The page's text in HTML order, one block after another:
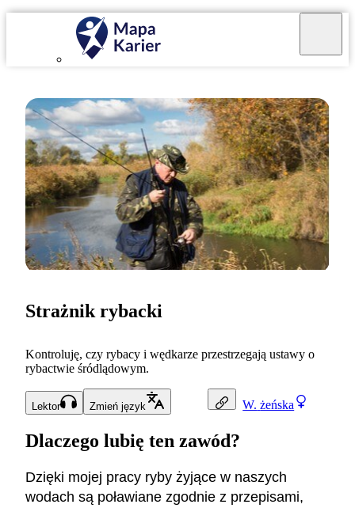
W. żeńska
Strażnik rybacki
Kontroluję, czy rybacy i wędkarze przestrzegają ustawy o
rybactwie śródlądowym.
Lektor Zmień język
Dlaczego lubię ten zawód?
Dzięki mojej pracy ryby żyjące w naszych
wodach są poławiane zgodnie z przepisami,